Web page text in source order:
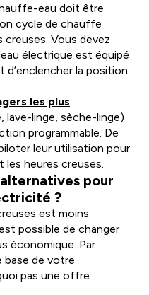
eau doit être
cycle de chauffe
creuses. Vous devez
électrique est équipé
la position
les plus
lave-linge, sèche-linge)
programmable. De
leur utilisation pour
les heures creuses.
pour
?
est moins
possible de changer
économique. Par
base de votre
pas une offre